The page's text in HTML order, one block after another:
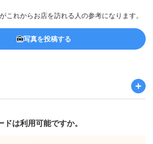
これからお店を訪れる人の参考になります。
写真を投稿する
ドは利用可能ですか。